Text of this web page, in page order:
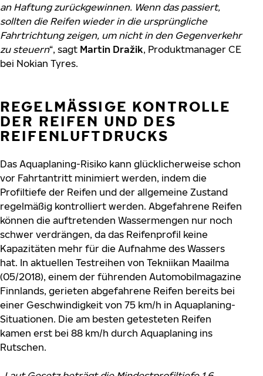
an Haftung zurückgewinnen. Wenn das passiert,
sollten die Reifen wieder in die ursprüngliche
Fahrtrichtung zeigen, um nicht in den Gegenverkehr
zu steuern“, sagt Martin Dražik, Produktmanager CE
bei Nokian Tyres.
REGELMÄSSIGE KONTROLLE D
ER REIFEN UND DES R
EIFENLUFTDRUCKS
Das Aquaplaning-Risiko kann glücklicherweise schon
vor Fahrtantritt minimiert werden, indem die
Profiltiefe der Reifen und der allgemeine Zustand
regelmäßig kontrolliert werden. Abgefahrene Reifen
können die auftretenden Wassermengen nur noch
schwer verdrängen, da das Reifenprofil keine
Kapazitäten mehr für die Aufnahme des Wassers
hat. In aktuellen Testreihen von Tekniikan Maailma
(05/2018), einem der führenden Automobilmagazine
Finnlands, gerieten abgefahrene Reifen bereits bei
einer Geschwindigkeit von 75 km/h in Aquaplaning-
Situationen. Die am besten getesteten Reifen
kamen erst bei 88 km/h durch Aquaplaning ins
Rutschen.